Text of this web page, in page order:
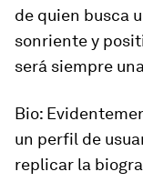
de quien busca
sonriente y
será siempre
Bio:
un perfil de
replicar la